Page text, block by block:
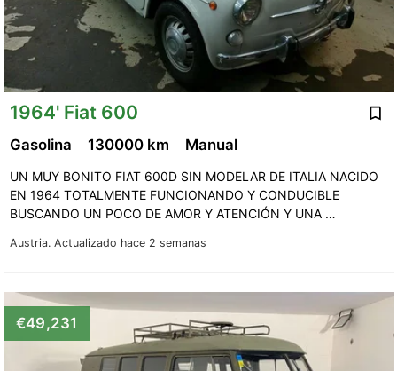
1964' Fiat 600
Austria. Actualizado hace 2 semanas
Gasolina 130000 km Manual
UN MUY BONITO FIAT 600D SIN MODELAR DE ITALIA NACIDO
EN 1964 TOTALMENTE FUNCIONANDO Y CONDUCIBLE
BUSCANDO UN POCO DE AMOR Y ATENCIÓN Y UNA …
€49,231